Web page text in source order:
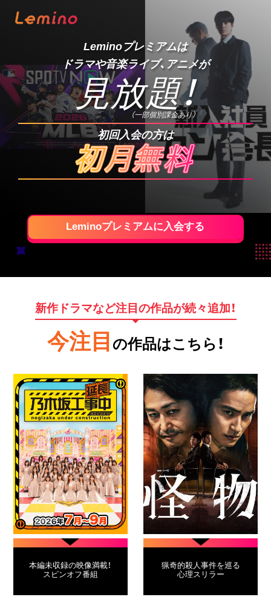
Leminoプレミアムは
ドラマや音楽ライブ、アニメが
見放題！
（一部個別課金あり）
初回入会の方は
Leminoプレミアムに入会する
新作ドラマなど注目の作品が続々追加！
今注目 の作品はこちら！
本編未収録の映像満載！
スピンオフ番組
猟奇的殺人事件を巡る
心理スリラー